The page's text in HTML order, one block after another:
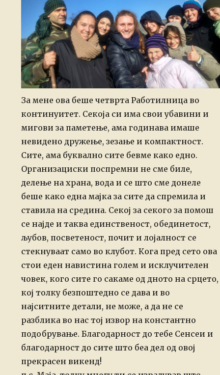
За мене ова беше четврта Работилница во
континуитет. Секоја си има свои убавини и
мигови за паметење, ама годинава имаше
невидено дружење, зезање и компактност.
Сите, ама буквално сите бевме како едно.
Организациски поспремни не сме биле,
делење на храна, вода и се што сме донеле
беше како една мајка за сите да спремила и
ставила на средина. Секој за секого за помош
се најде и таква единственост, обединетост,
љубов, посветеност, почит и лојалност се
стекнуваат само во клубот. Кога пред сето ова
стои еден навистина голем и исклучителен
човек, кого сите го сакаме од дното на срцето,
кој толку безпоштедно се дава и во
најситните детали, не може, а да не се
разблика во нас тој извор на константно
подобрување. Благодарност до тебе Сенсеи и
благодарност до сите што беа дел од овој
прекрасен викенд!